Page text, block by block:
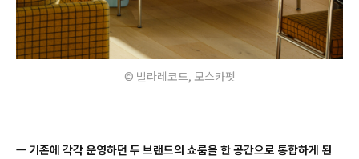
© 빌라레코드, 모스카펫
ㅡ 기존에 각각 운영하던 두 브랜드의 쇼룸을 한 공간으로 통합하게 된